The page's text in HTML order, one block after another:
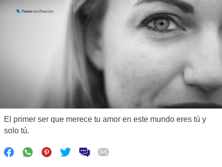
El primer ser que merece tu amor en este mundo eres tú y
solo tú.